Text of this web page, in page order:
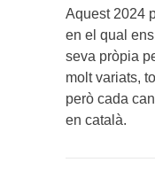
Aquest 2024
en el qual
seva pròpia
molt variats,
però cada
en català.